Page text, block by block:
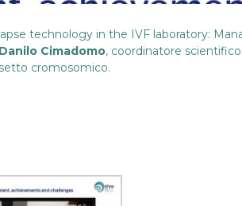
technology in the IVF laboratory:
Danilo Cimadomo, coordinatore
cromosomico.